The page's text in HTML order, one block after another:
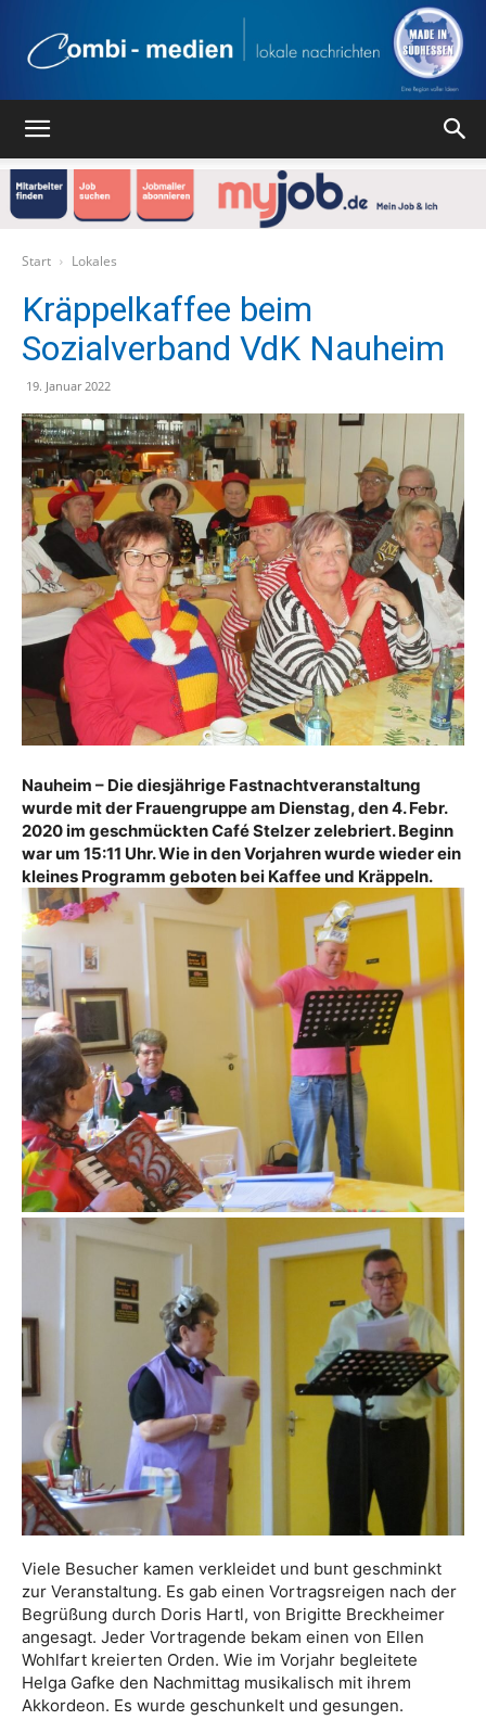
Verlag
Start Lokales
Kräppelkaffee beim
Sozialverband VdK Nauheim
19. Januar 2022
Nauheim – Die diesjährige Fastnachtveranstaltung
wurde mit der Frauengruppe am Dienstag, den 4. Febr.
2020 im geschmückten Café Stelzer zelebriert. Beginn
war um 15:11 Uhr. Wie in den Vorjahren wurde wieder ein
kleines Programm geboten bei Kaffee und Kräppeln.
Viele Besucher kamen verkleidet und bunt geschminkt
zur Veranstaltung. Es gab einen Vortragsreigen nach der
Begrüßung durch Doris Hartl, von Brigitte Breckheimer
angesagt. Jeder Vortragende bekam einen von Ellen
Wohlfart kreierten Orden. Wie im Vorjahr begleitete
Helga Gafke den Nachmittag musikalisch mit ihrem
Akkordeon. Es wurde geschunkelt und gesungen.